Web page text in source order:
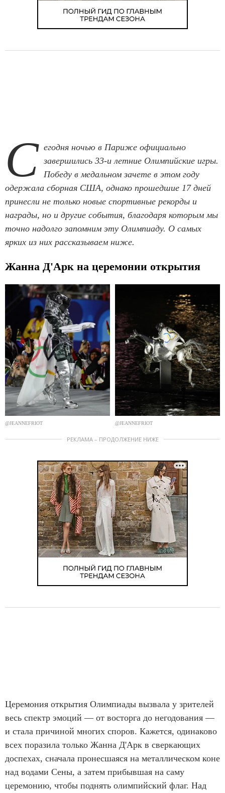
С егодня ночью в Париже официально
завершились 33-и летние Олимпийские игры.
Победу в медальном зачете в этом году
одержала сборная США, однако прошедшие 17 дней
принесли не только новые спортивные рекорды и
награды, но и другие события, благодаря которым мы
точно надолго запомним эту Олимпиаду. О самых
ярких из них рассказываем ниже.
Жанна Д'Aрк на церемонии открытия
@JEANNEFRIOT @JEANNEFRIOT
РЕКЛАМА – ПРОДОЛЖЕНИЕ НИЖЕ
Церемония открытия Олимпиады вызвала у зрителей
весь спектр эмоций — от восторга до негодования —
и стала причиной многих споров. Кажется, одинаково
всех поразила только Жанна Д'Арк в сверкающих
доспехах, сначала пронесшаяся на металлическом коне
над водами Сены, а затем прибывшая на саму
церемонию, чтобы поднять олимпийский флаг. Над